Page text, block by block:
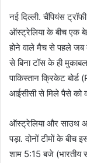
नई दिल्ली. चैंपियंस
ऑस्ट्रेलिया के बीच एक
होने वाले मैच से पहले जब
से बिना टॉस के ही
पाकिस्तान क्रिकेट बोर्ड
आईसीसी से मिले पैसे को
ऑस्ट्रेलिया और साउथ
पड़ा. दोनों टीमों के बीच
शाम 5:15 बजे (भारतीय